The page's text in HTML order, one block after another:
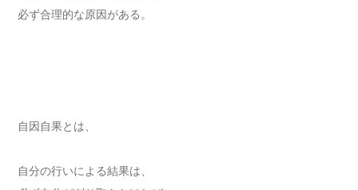
必ず合理的な原因がある。
自因自果とは、
自分の行いによる結果は、